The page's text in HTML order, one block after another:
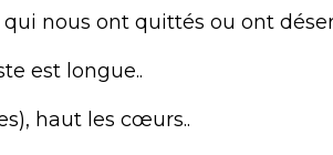
qui nous ont quittés ou ont
est longue..
haut les cœurs..